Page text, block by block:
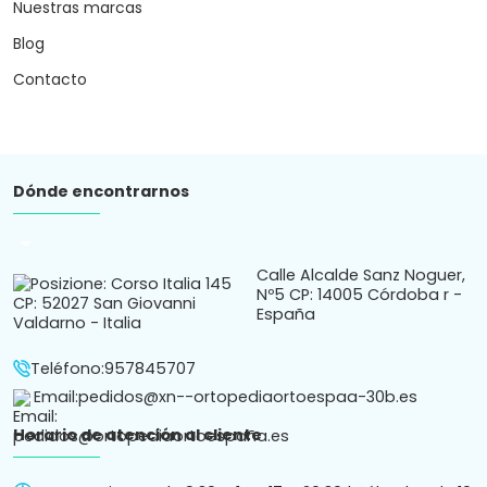
Lunes a Viernes de 9:30 a 14 y 17 a 20.30 | Sábados de 10
a 14
Recibe en tu correo novedades y consejos.
Política de
cookies
Política de
privacidad
de compra